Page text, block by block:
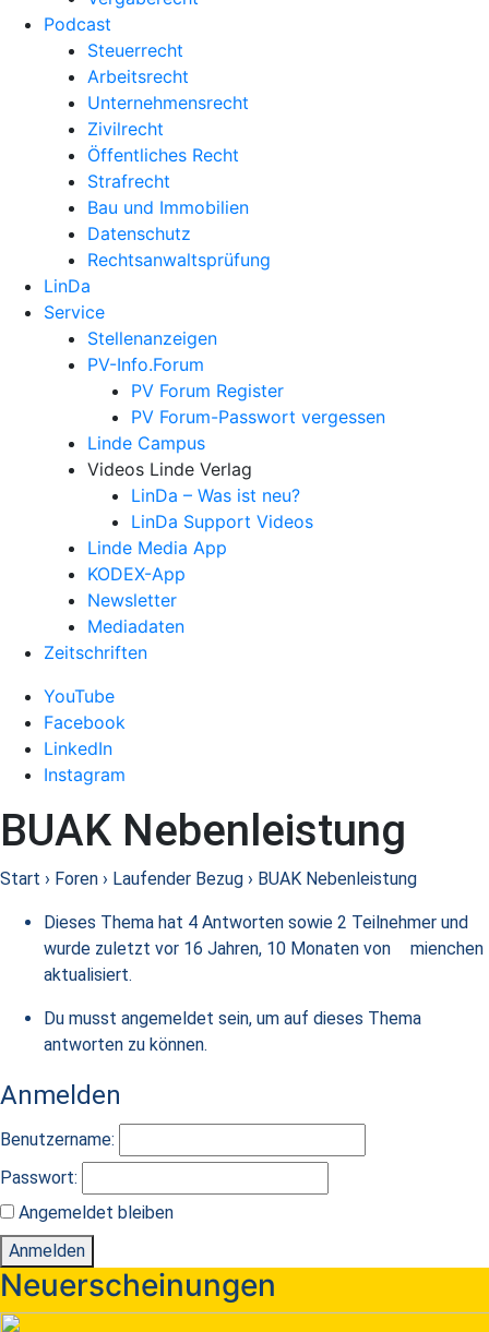
Podcast
Steuerrecht
Arbeitsrecht
Unternehmens­recht
Zivilrecht
Öffentliches Recht
Strafrecht
Bau und Immobilien
Datenschutz
Rechtsanwalts­prüfung
LinDa
Service
Stellenanzeigen
PV-Info.Forum
PV Forum Register
PV Forum-Passwort vergessen
Linde Campus
Videos Linde Verlag
LinDa – Was ist neu?
LinDa Support Videos
Linde Media App
KODEX-App
Newsletter
Mediadaten
Zeitschriften
YouTube
Facebook
LinkedIn
Instagram
BUAK Nebenleistung
Start › Foren › Laufender Bezug › BUAK Nebenleistung
Dieses Thema hat 4 Antworten sowie 2 Teilnehmer und
wurde zuletzt vor 16 Jahren, 10 Monaten von
mienchen
aktualisiert.
Du musst angemeldet sein, um auf dieses Thema
antworten zu können.
Anmelden
Benutzername:
Passwort:
Angemeldet bleiben
Anmelden
Neuerscheinungen